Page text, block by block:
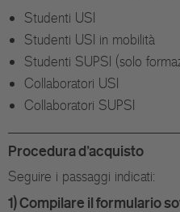
Studenti USI
Studenti USI in mobilità
Studenti SUPSI (solo
Collaboratori USI
Collaboratori SUPSI
Procedura d'acquisto
Seguire i passaggi indicati:
1) Compilare il formulario